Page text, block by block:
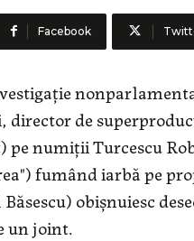
Facebook
de
numiţii Turcescu
fumând iarbă pe
obişnuiesc
un joint.